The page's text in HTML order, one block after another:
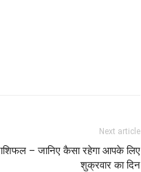
Next article
– जानिए कैसा रहेगा आपके लिए
शुक्रवार का दिन